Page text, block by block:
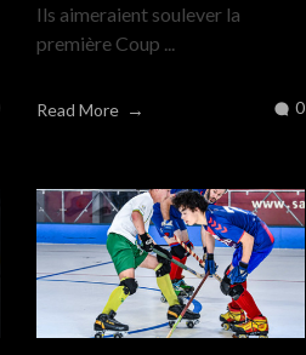
Ils aimeraient soulever la
première Coup ...
Read More 0